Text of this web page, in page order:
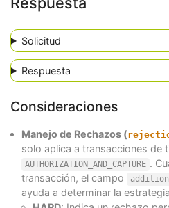
Solicitud
Respuesta
Consideraciones
Manejo de Rechazos (
solo aplica a transacciones de
AUTHORIZATION_AND_CAPTURE .
transacción, el campo
ayuda a determinar la